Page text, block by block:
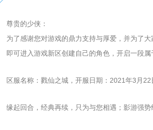
尊贵的少侠：
为了感谢您对游戏的鼎力支持与厚爱，并为了
即可进入游戏新区创建自己的角色，开启一段
区服名称：戮仙之城，开服日期：2021年3月
缘起回合，经典再续，只为与您相遇；影游强